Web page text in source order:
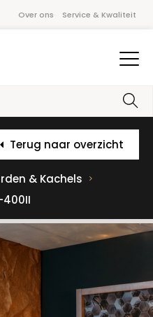
Over ons Service & Kwaliteit
Terug naar overzicht
& Kachels
400II